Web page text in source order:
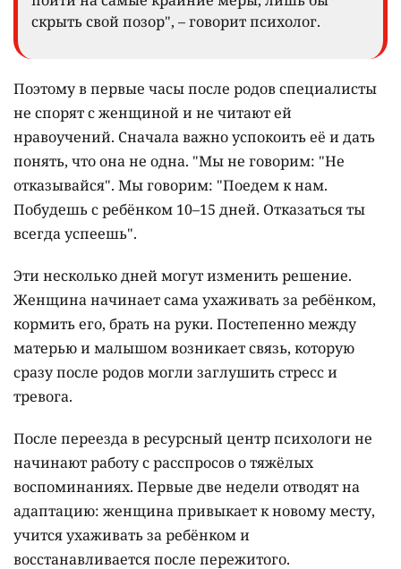
скрыть свой позор", – говорит психолог.
Поэтому в первые часы после родов специалисты
не спорят с женщиной и не читают ей
нравоучений. Сначала важно успокоить её и дать
понять, что она не одна. "Мы не говорим: "Не
отказывайся". Мы говорим: "Поедем к нам.
Побудешь с ребёнком 10–15 дней. Отказаться ты
всегда успеешь".
Эти несколько дней могут изменить решение.
Женщина начинает сама ухаживать за ребёнком,
кормить его, брать на руки. Постепенно между
матерью и малышом возникает связь, которую
сразу после родов могли заглушить стресс и
тревога.
После переезда в ресурсный центр психологи не
начинают работу с расспросов о тяжёлых
воспоминаниях. Первые две недели отводят на
адаптацию: женщина привыкает к новому месту,
учится ухаживать за ребёнком и
восстанавливается после пережитого.